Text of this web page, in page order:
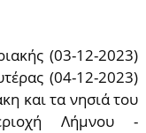
(03-12-2023)
(04-12-2023)
και τα νησιά του
Λήμνου -